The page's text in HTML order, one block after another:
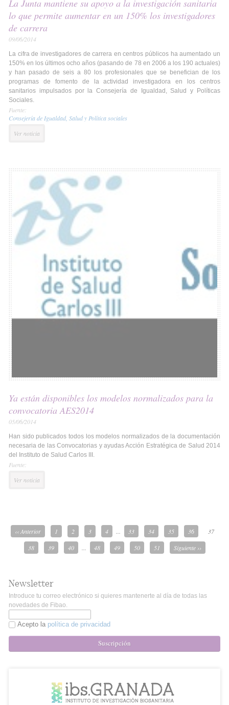
La Junta mantiene su apoyo a la investigación sanitaria
lo que permite aumentar en un 150% los investigadores
de carrera
09/06/2014
La cifra de investigadores de carrera en centros públicos ha aumentado un
150% en los últimos ocho años (pasando de 78 en 2006 a los 190 actuales)
y han pasado de seis a 80 los profesionales que se benefician de los
programas de fomento de la actividad investigadora en los centros
sanitarios impulsados por la Consejería de Igualdad, Salud y Políticas
Sociales.
Fuente:
Consejería de Igualdad, Salud y Política sociales
Ver noticia
Ya están disponibles los modelos normalizados para la
convocatoria AES2014
05/06/2014
Han sido publicados todos los modelos normalizados de la documentación
necesaria de las Convocatorias y ayudas Acción Estratégica de Salud 2014
del Instituto de Salud Carlos III.
Fuente:
Ver noticia
‹‹ Anterior 1 2 3 4 33 34 35 36
37
38
39 40 48 49 50 51 Siguiente ››
Newsletter
Introduce tu correo electrónico si quieres mantenerte al día de todas las
novedades de Fibao.
Acepto la política de privacidad
Suscripción